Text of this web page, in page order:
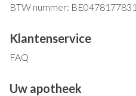
BTW nummer: BE0478177831
Klantenservice
FAQ
Uw apotheek